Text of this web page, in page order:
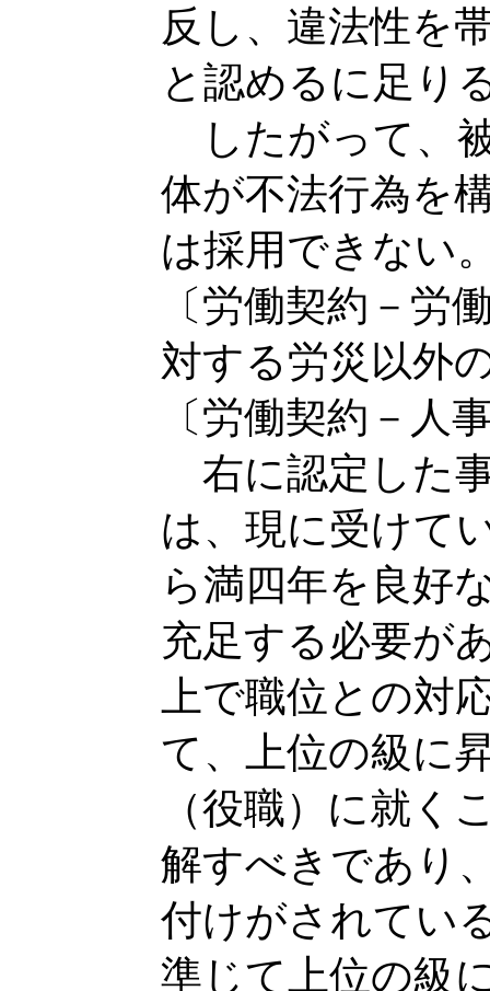
反し、違法性を
と認めるに足り
したがって、
体が不法行為を
は採用できない
〔労働契約－労
対する労災以外
〔労働契約－人
右に認定した
は、現に受けて
ら満四年を良好
充足する必要が
上で職位との対
て、上位の級に
（役職）に就く
解すべきであり
付けがされてい
準じて上位の級